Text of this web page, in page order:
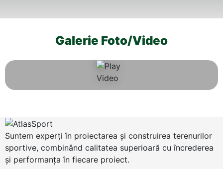
Galerie Foto/Video
Suntem experți în proiectarea și construirea terenurilor
sportive, combinând calitatea superioară cu încrederea
și performanța în fiecare proiect.